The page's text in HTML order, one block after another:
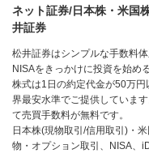
ネット証券/日本株・米国
井証券
松井証券はシンプルな手数料
NISAをきっかけに投資を始め
株式は1日の約定代金が50万
界最安水準でご提供していま
て売買手数料が無料です。
日本株(現物取引/信用取引)・
物・オプション取引、NISA、